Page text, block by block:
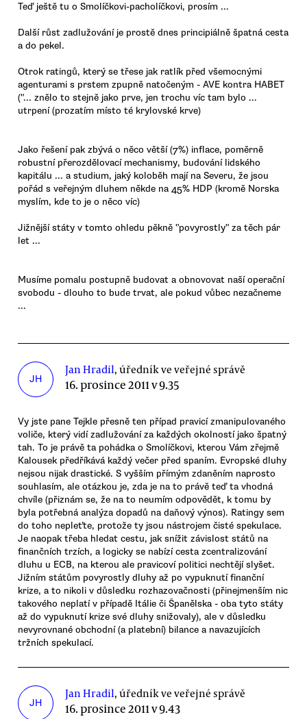
Teď ještě tu o Smolíčkovi-pacholíčkovi, prosím ...
Další růst zadlužování je prostě dnes principiálně špatná cesta
a do pekel.
Otrok ratingů, který se třese jak ratlík před všemocnými
agenturami s prstem zpupně natočeným - AVE kontra HABET
("... znělo to stejně jako prve, jen trochu víc tam bylo ...
utrpení (prozatím místo té krylovské krve)
Jako řešení pak zbývá o něco větší (7%) inflace, poměrně
robustní přerozdělovací mechanismy, budování lidského
kapitálu ... a studium, jaký koloběh mají na Severu, že jsou
pořád s veřejným dluhem někde na 45% HDP (kromě Norska
myslím, kde to je o něco víc)
Jižnější státy v tomto ohledu pěkně "povyrostly" za těch pár
let ...
Musíme pomalu postupně budovat a obnovovat naší operační
svobodu - dlouho to bude trvat, ale pokud vůbec nezačneme
...
JH
Jan Hradil, úředník ve veřejné správě
16. prosince 2011 v 9.35
Vy jste pane Tejkle přesně ten případ pravicí zmanipulovaného
voliče, který vidí zadlužování za každých okolností jako špatný
tah. To je právě ta pohádka o Smolíčkovi, kterou Vám zřejmě
Kalousek předříkává každý večer před spaním. Evropské dluhy
nejsou nijak drastické. S vyšším přímým zdaněním naprosto
souhlasím, ale otázkou je, zda je na to právě teď ta vhodná
chvíle (přiznám se, že na to neumím odpovědět, k tomu by
byla potřebná analýza dopadů na daňový výnos). Ratingy sem
do toho nepleťte, protože ty jsou nástrojem čisté spekulace.
Je naopak třeba hledat cestu, jak snížit závislost států na
finančních trzích, a logicky se nabízí cesta zcentralizování
dluhu u ECB, na kterou ale pravicoví politici nechtějí slyšet.
Jižním státům povyrostly dluhy až po vypuknutí finanční
krize, a to nikoli v důsledku rozhazovačnosti (přinejmenším nic
takového neplatí v případě Itálie či Španělska - oba tyto státy
až do vypuknutí krize své dluhy snižovaly), ale v důsledku
nevyrovnané obchodní (a platební) bilance a navazujících
tržních spekulací.
JH
Jan Hradil, úředník ve veřejné správě
16. prosince 2011 v 9.43